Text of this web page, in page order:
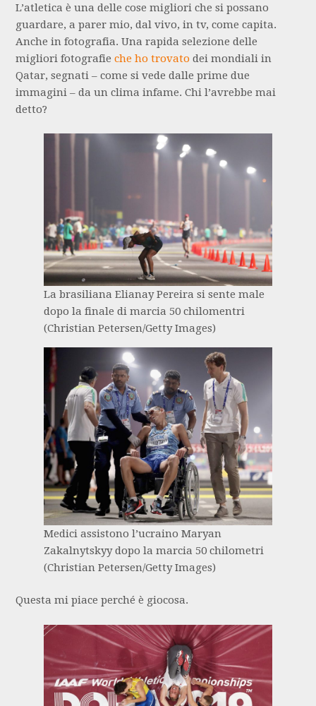
L’atletica è una delle cose migliori che si possano
guardare, a parer mio, dal vivo, in tv, come capita.
Anche in fotografia. Una rapida selezione delle
migliori fotografieche ho trovato dei mondiali in
Qatar, segnati – come si vede dalle prime due
immagini – da un clima infame. Chi l’avrebbe mai
detto?
La brasiliana Elianay Pereira si sente male
dopo la finale di marcia 50 chilomentri
(Christian Petersen/Getty Images)
Medici assistono l’ucraino Maryan
Zakalnytskyy dopo la marcia 50 chilometri
(Christian Petersen/Getty Images)
Questa mi piace perché è giocosa.